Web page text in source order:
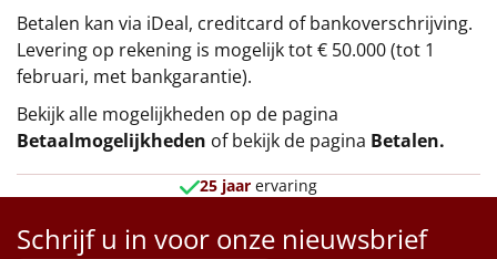
Betalen kan via iDeal, creditcard of bankoverschrijving.
Levering op rekening is mogelijk tot € 50.000 (tot 1
februari, met bankgarantie).
Bekijk alle mogelijkheden op de pagina
Betaalmogelijkheden of bekijk de pagina Betalen.
25 jaar ervaring
Schrijf u in voor onze nieuwsbrief